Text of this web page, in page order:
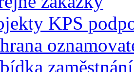
KPS
zaměstnání